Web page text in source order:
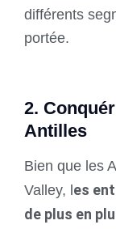
différents
portée.
2.
Antilles
Bien que les
Valley, l es
de plus en